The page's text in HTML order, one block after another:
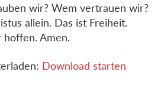
wir? Wem vertrauen wir?
allein. Das ist Freiheit.
hoffen. Amen.
Download starten